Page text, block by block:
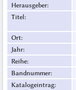
Herausgeber:
Titel:
Ort:
Jahr:
Reihe:
Bandnummer:
Katalogeintrag: